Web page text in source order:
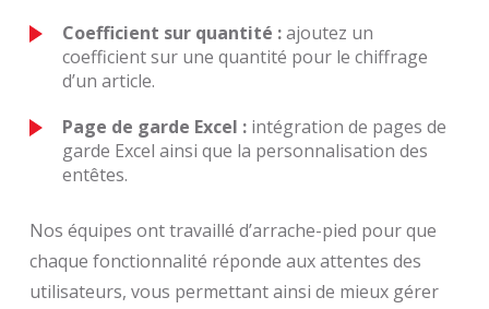
Coefficient sur quantité :ajoutez un
coefficient sur une quantité pour le chiffrage
d’un article.
Page de garde Excel :intégration de pages de
garde Excel ainsi que la personnalisation des
entêtes.
Nos équipes ont travaillé d’arrache-pied pour que
chaque fonctionnalité réponde aux attentes des
utilisateurs, vous permettant ainsi de mieux gérer